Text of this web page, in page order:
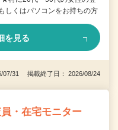
くはパソコンをお持ちの方
を見る
07/31 掲載終了日： 2026/08/24
・在宅モニター